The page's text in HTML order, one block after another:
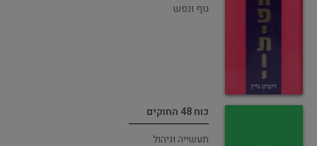
גוף ונפש
כוח 48 החוקים
תעשייה וניהול